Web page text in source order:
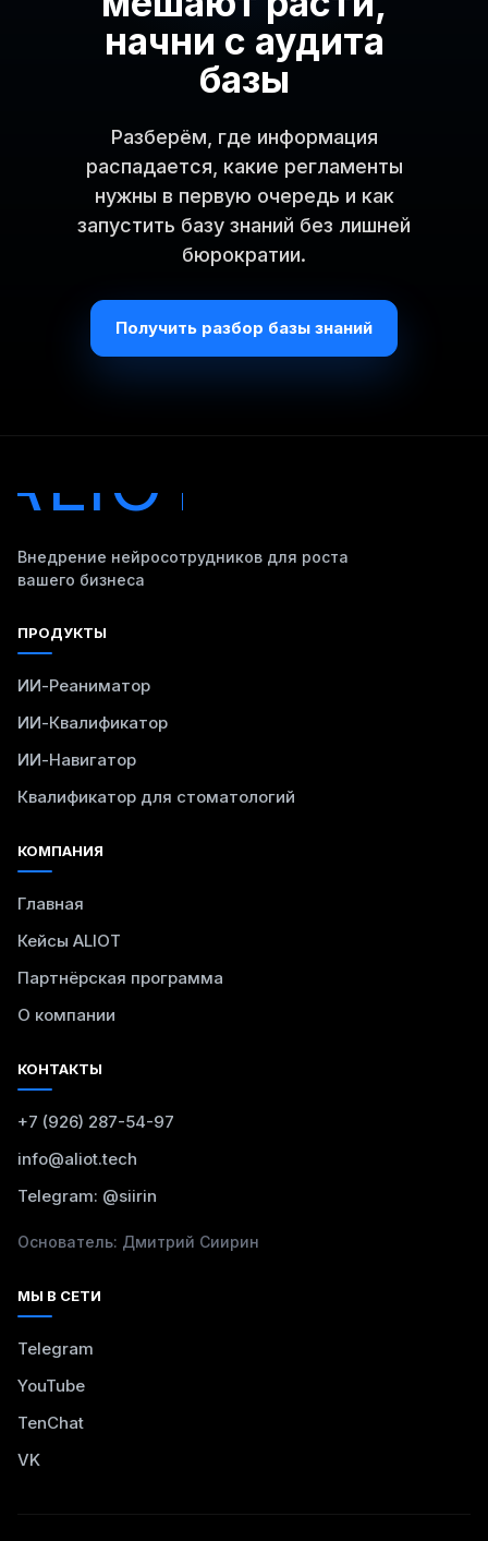
начни с аудита
базы
Разберём, где информация
распадается, какие регламенты
нужны в первую очередь и как
запустить базу знаний без лишней
бюрократии.
Получить разбор базы знаний
Внедрение нейросотрудников для роста
вашего бизнеса
ПРОДУКТЫ
ИИ-Реаниматор
ИИ-Квалификатор
ИИ-Навигатор
Квалификатор для стоматологий
КОМПАНИЯ
Главная
Кейсы ALIOT
Партнёрская программа
О компании
КОНТАКТЫ
+7 (926) 287-54-97
info@aliot.tech
Telegram: @siirin
Основатель: Дмитрий Сиирин
МЫ В СЕТИ
Telegram
YouTube
TenChat
VK